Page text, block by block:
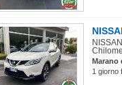
Marano
1 giorno